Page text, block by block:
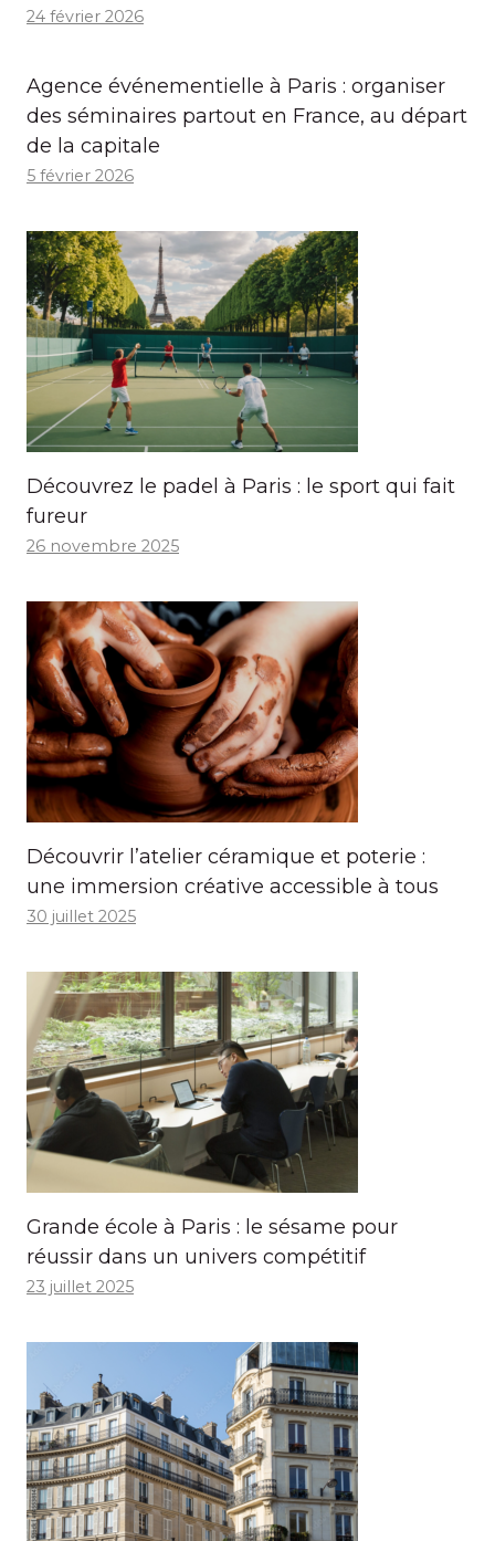
24 février 2026
Agence événementielle à Paris : organiser
des séminaires partout en France, au départ
de la capitale
5 février 2026
Découvrez le padel à Paris : le sport qui fait
fureur
26 novembre 2025
Découvrir l’atelier céramique et poterie :
une immersion créative accessible à tous
30 juillet 2025
Grande école à Paris : le sésame pour
réussir dans un univers compétitif
23 juillet 2025